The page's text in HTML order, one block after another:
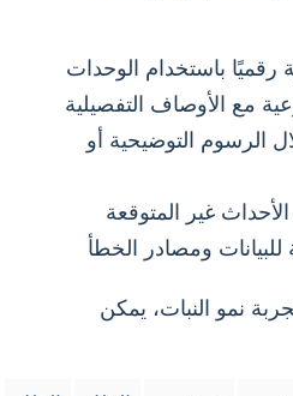
رقميًا باستخدام الوحدات
مع الأوصاف التفصيلية
الرسوم التوضيحية أو
غير المتوقعة
للبيانات ومصادر الخطأ
نمو النبات، يمكن